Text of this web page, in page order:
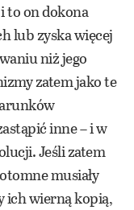
to on dokona
lub zyska więcej
niż jego
zatem jako te
inne – i w
Jeśli zatem
musiały
ich wierną kopią,